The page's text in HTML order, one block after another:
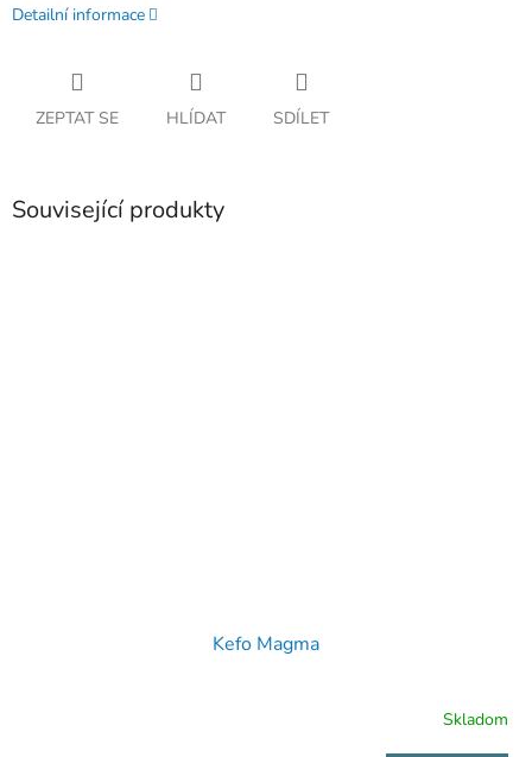
Detailní informace
ZEPTAT SE HLÍDAT SDÍLET
Související produkty
Kefo Magma
Skladom